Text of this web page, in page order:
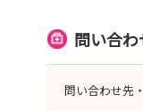
問い合
問い合わせ先